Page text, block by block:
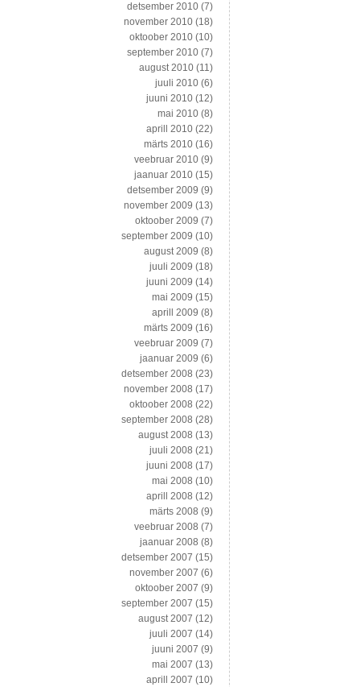
detsember 2010 (7)
november 2010 (18)
oktoober 2010 (10)
september 2010 (7)
august 2010 (11)
juuli 2010 (6)
juuni 2010 (12)
mai 2010 (8)
aprill 2010 (22)
märts 2010 (16)
veebruar 2010 (9)
jaanuar 2010 (15)
detsember 2009 (9)
november 2009 (13)
oktoober 2009 (7)
september 2009 (10)
august 2009 (8)
juuli 2009 (18)
juuni 2009 (14)
mai 2009 (15)
aprill 2009 (8)
märts 2009 (16)
veebruar 2009 (7)
jaanuar 2009 (6)
detsember 2008 (23)
november 2008 (17)
oktoober 2008 (22)
september 2008 (28)
august 2008 (13)
juuli 2008 (21)
juuni 2008 (17)
mai 2008 (10)
aprill 2008 (12)
märts 2008 (9)
veebruar 2008 (7)
jaanuar 2008 (8)
detsember 2007 (15)
november 2007 (6)
oktoober 2007 (9)
september 2007 (15)
august 2007 (12)
juuli 2007 (14)
juuni 2007 (9)
mai 2007 (13)
aprill 2007 (10)